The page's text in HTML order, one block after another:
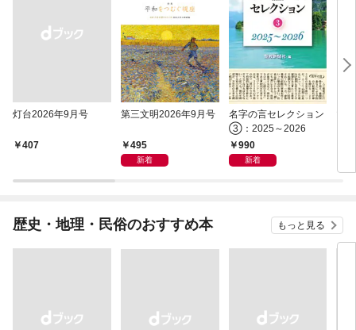
灯台2026年9月号
￥407
第三文明2026年9月号
495
新着
名字の言セレクション
③：2025～2026
990
新着
歴史・地理・民俗のおすすめ本 もっと見る